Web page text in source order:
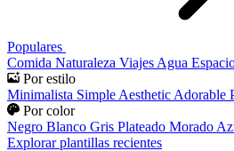
Populares
Comida Naturaleza Viajes Agua
Por estilo
Minimalista Simple Aesthetic Adorable
Por color
Negro Blanco Gris Plateado Morado
Explorar plantillas recientes